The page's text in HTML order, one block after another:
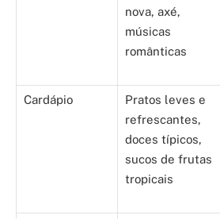
nova, axé,
músicas
românticas
Cardápio
Pratos leves e
refrescantes,
doces típicos,
sucos de frutas
tropicais